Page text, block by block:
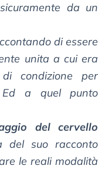
da un
di essere
unita a cui era
condizione per
Ed a quel punto
del cervello
del suo racconto
le reali modalità